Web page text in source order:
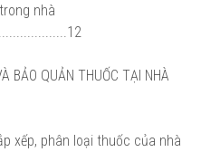
nhà
BẢO QUẢN THUỐC TẠI NHÀ
xếp, phân loại thuốc của nhà